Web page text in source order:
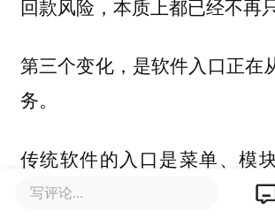
回款风险，本质上都已经不再
第三个变化，是软件入口正在
务。
传统软件的入口是菜单、模
Agent 出现后，用户可以直接
写评论...